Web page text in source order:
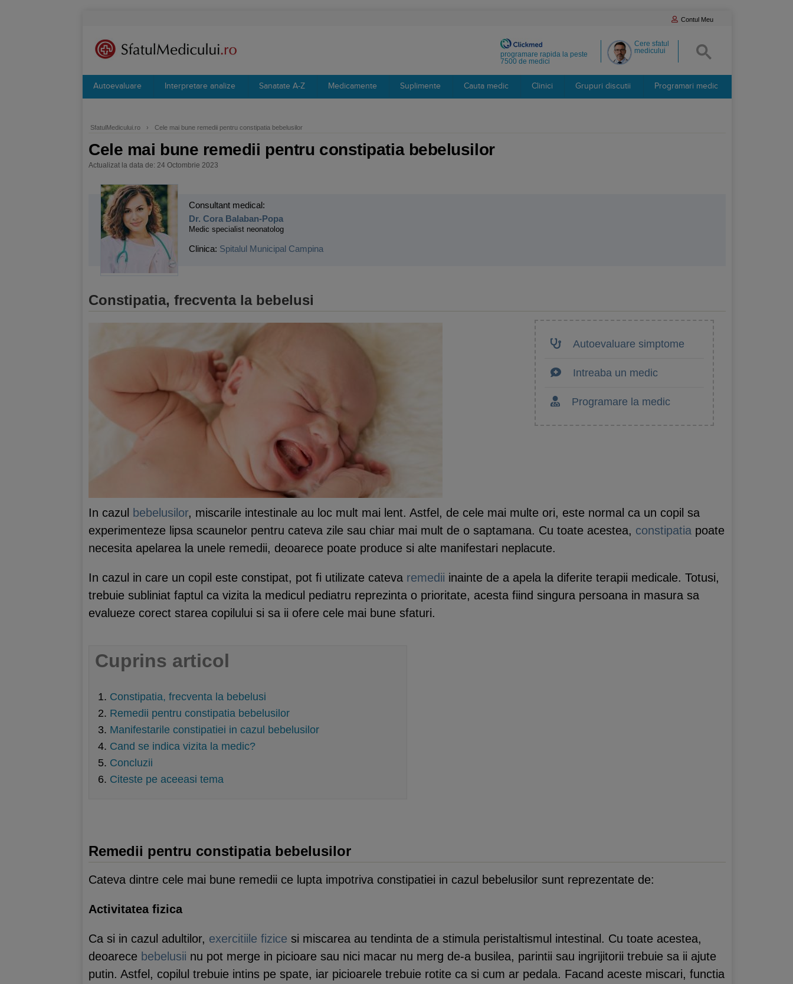
Contul Meu
Cere sfatul
medicului
programare rapida la peste
7500 de medici
Autoevaluare Interpretare analize Sanatate A-Z Medicamente Suplimente Cauta medic Clinici Grupuri discutii Programari medic
SfatulMedicului.ro › Cele mai bune remedii pentru constipatia bebelusilor
Cele mai bune remedii pentru constipatia bebelusilor
Actualizat la data de: 24 Octombrie 2023
Consultant medical:
Dr. Cora Balaban-Popa
Medic specialist neonatolog
Clinica: Spitalul Municipal Campina
Constipatia, frecventa la bebelusi
Autoevaluare simptome
Intreaba un medic
Programare la medic
In cazul bebelusilor, miscarile intestinale au loc mult mai lent. Astfel, de cele mai multe ori, este normal ca un copil sa
experimenteze lipsa scaunelor pentru cateva zile sau chiar mai mult de o saptamana. Cu toate acestea, constipatia poate
necesita apelarea la unele remedii, deoarece poate produce si alte manifestari neplacute.
In cazul in care un copil este constipat, pot fi utilizate cateva remedii inainte de a apela la diferite terapii medicale. Totusi,
trebuie subliniat faptul ca vizita la medicul pediatru reprezinta o prioritate, acesta fiind singura persoana in masura sa
evalueze corect starea copilului si sa ii ofere cele mai bune sfaturi.
Cuprins articol
Constipatia, frecventa la bebelusi
Remedii pentru constipatia bebelusilor
Manifestarile constipatiei in cazul bebelusilor
Cand se indica vizita la medic?
Concluzii
Citeste pe aceeasi tema
Remedii pentru constipatia bebelusilor
Cateva dintre cele mai bune remedii ce lupta impotriva constipatiei in cazul bebelusilor sunt reprezentate de:
Activitatea fizica
Ca si in cazul adultilor, exercitiile fizice si miscarea au tendinta de a stimula peristaltismul intestinal. Cu toate acestea,
deoarece bebelusii nu pot merge in picioare sau nici macar nu merg de-a busilea, parintii sau ingrijitorii trebuie sa ii ajute
putin. Astfel, copilul trebuie intins pe spate, iar picioarele trebuie rotite ca si cum ar pedala. Facand aceste miscari, functia